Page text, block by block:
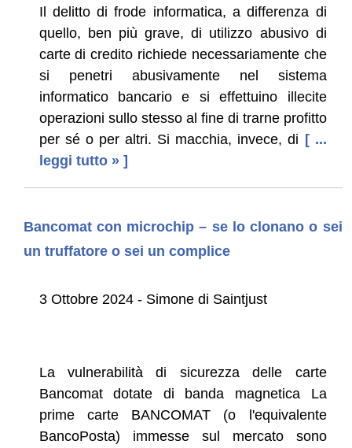
Il delitto di frode informatica, a differenza di
quello, ben più grave, di utilizzo abusivo di
carte di credito richiede necessariamente che
si penetri abusivamente nel sistema
informatico bancario e si effettuino illecite
operazioni sullo stesso al fine di trarne profitto
per sé o per altri. Si macchia, invece, di [ ...
leggi tutto » ]
Bancomat con microchip – se lo clonano o sei
un truffatore o sei un complice
3 Ottobre 2024 - Simone di Saintjust
La vulnerabilità di sicurezza delle carte
Bancomat dotate di banda magnetica La
prime carte BANCOMAT (o l'equivalente
BancoPosta) immesse sul mercato sono